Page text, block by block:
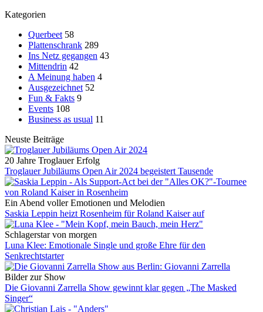
Kategorien
Querbeet 58
Plattenschrank 289
Ins Netz gegangen 43
Mittendrin 42
A Meinung haben 4
Ausgezeichnet 52
Fun & Fakts 9
Events 108
Business as usual 11
Neuste Beiträge
20 Jahre Troglauer Erfolg
Troglauer Jubiläums Open Air 2024 begeistert Tausende
Ein Abend voller Emotionen und Melodien
Saskia Leppin heizt Rosenheim für Roland Kaiser auf
Schlagerstar von morgen
Luna Klee: Emotionale Single und große Ehre für den
Senkrechtstarter
Bilder zur Show
Die Giovanni Zarrella Show gewinnt klar gegen „The Masked
Singer“